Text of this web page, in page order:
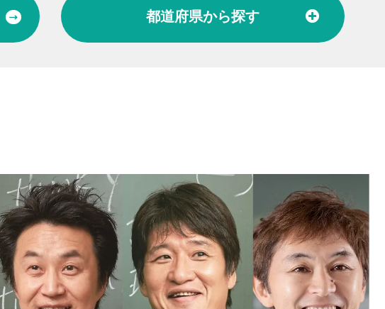
都道府県から探す
中国 山口県
九州 福岡県 熊本県 長崎県